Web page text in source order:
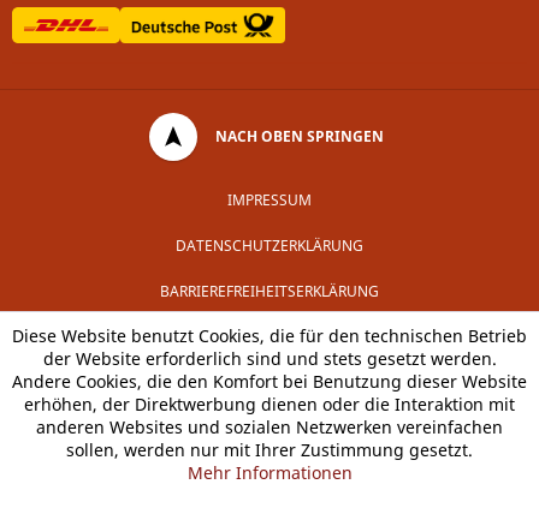
NACH OBEN SPRINGEN
IMPRESSUM
DATENSCHUTZERKLÄRUNG
BARRIEREFREIHEITSERKLÄRUNG
Diese Website benutzt Cookies, die für den technischen Betrieb
der Website erforderlich sind und stets gesetzt werden.
Andere Cookies, die den Komfort bei Benutzung dieser Website
erhöhen, der Direktwerbung dienen oder die Interaktion mit
anderen Websites und sozialen Netzwerken vereinfachen
sollen, werden nur mit Ihrer Zustimmung gesetzt.
Mehr Informationen